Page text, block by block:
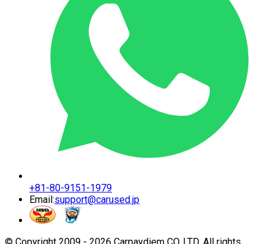
+81-80-9151-1979
Email:support@carused.jp